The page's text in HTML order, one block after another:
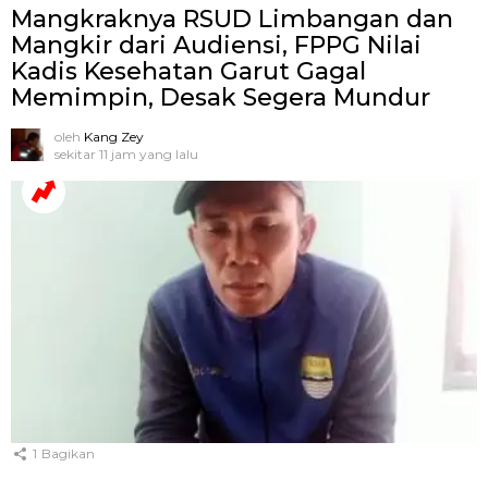
Mangkraknya RSUD Limbangan dan
Mangkir dari Audiensi, FPPG Nilai
Kadis Kesehatan Garut Gagal
Memimpin, Desak Segera Mundur
oleh Kang Zey
sekitar 11 jam yang lalu
1 Bagikan